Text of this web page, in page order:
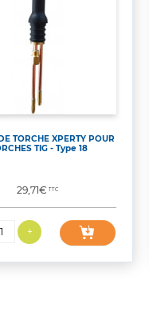
TORCHE XPERTY POUR
TIG - Type 18
Prix
29,71€TTC